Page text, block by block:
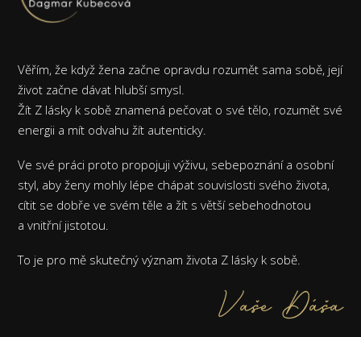
Věřím, že když žena začne opravdu rozumět sama sobě, její
život začne dávat hlubší smysl.
Žít Z lásky k sobě znamená pečovat o své tělo, rozumět své
energii a mít odvahu žít autenticky.
Ve své práci proto propojuji výživu, sebepoznání a osobní
styl, aby ženy mohly lépe chápat souvislosti svého života,
cítit se dobře ve svém těle a žít s větší sebehodnotou
a vnitřní jistotou.
To je pro mě skutečný význam života Z lásky k sobě.
Vaše Dáša